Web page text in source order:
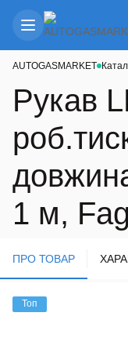
AUTOGASMARKET
Рукав
1 м,
ПРО ТОВАР
Топ